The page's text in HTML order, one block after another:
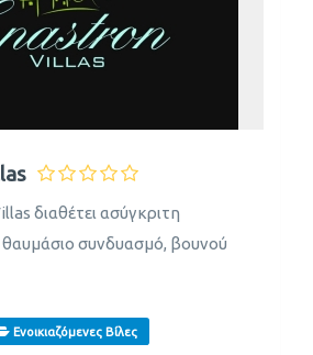
διαθέτει ασύγκριτη
συνδυασμό, βουνού
Ενοικιαζόμενες Βίλες